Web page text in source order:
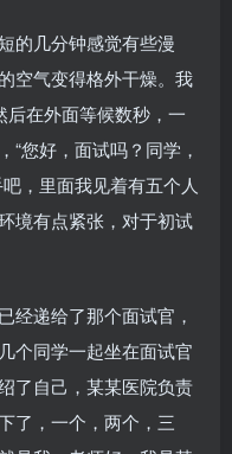
的几分钟感觉有些漫
空气变得格外干燥。我
在外面等候数秒，一
“您好，面试吗？同学，
，里面我见着有五个人
境有点紧张，对于初试
经递给了那个面试官，
个同学一起坐在面试官
了自己，某某医院负责
了，一个，两个，三